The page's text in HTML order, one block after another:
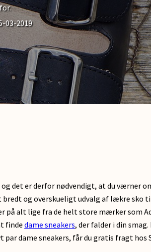
03-2019
det er derfor nødvendigt, at du værner
og overskueligt udvalg af lækre sko
på alt lige fra de helt store mærker som
finde dame sneakers, der falder i din
dame sneakers, får du gratis fragt hos